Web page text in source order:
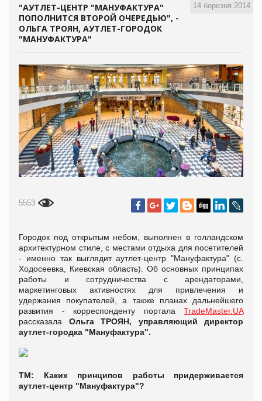
14 березня 2014
"АУТЛЕТ-ЦЕНТР "МАНУФАКТУРА"
ПОПОЛНИТСЯ ВТОРОЙ ОЧЕРЕДЬЮ", -
ОЛЬГА ТРОЯН, АУТЛЕТ-ГОРОДОК
"МАНУФАКТУРА"
5553
Городок под открытым небом, выполнен в голландском
архитектурном стиле, с местами отдыха для посетителей
- именно так выглядит аутлет-центр "Мануфактура" (с.
Ходосеевка, Киевская область). Об основных принципах
работы и сотрудничества с арендаторами,
маркетинговых активностях для привлечения и
удержания покупателей, а также планах дальнейшего
развития - корреспонденту портала TradeMaster.UA
рассказала Ольга ТРОЯН, управляющий директор
аутлет-городка "Мануфактура".
ТМ: Каких принципов работы придерживается
аутлет-центр "Мануфактура"?